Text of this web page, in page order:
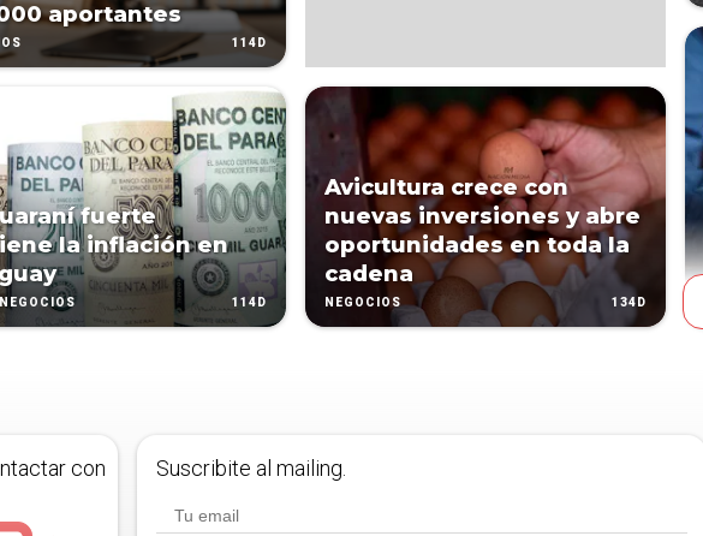
aportantes
114D
fuerte
la inflación en
NEGOCIOS 114D
Avicultura crece con
nuevas inversiones y abre
oportunidades en toda la
cadena
NEGOCIOS 134D
con
Suscribite al mailing.